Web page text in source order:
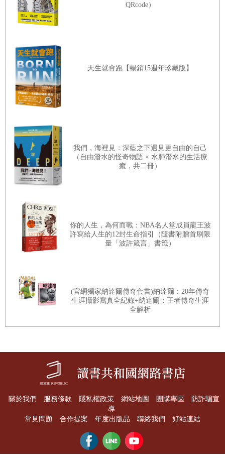
球的喜愛外，也很積極的參與在其中，我的父親更是一直到我十二歲
前都是我們社區少棒的教練。而我的母親除了負責接送我之外，我的
都被我放在衣櫃裡顯而易見的位置，當我看到它們時，就會感到很驕
傲。對於棒球的熱愛，讓我少棒時期未曾錯過任何一場比賽，甚至每
當我鬧脾氣時，我的父母只要說不帶我去打棒球了，我就會立刻聽
話。
對於棒球的這股熱愛，在我逐漸長大之際，也漸漸擴散到了其他運動
上。我哥哥在高中開始打美式足球，他的高中校隊很強，讓我很嚮
往。就在哥哥的耳濡目染之下，從八年級開始，我也跟隨他的腳步開
始打美式足球，擔任四分衛的位置。一直到高中畢業，我都是棒球，
籃球，美式足球三棲運動員。
在我高中加入運動校隊之後，在那裡所學到的一切影響了我往後身為
運動員的生涯，我現在很多的人格特質都是在那個時期所建立的，像
造成男人，教會我們如何為自己負責，如何全力以赴，如何團隊合作
等，這些超越勝負的知識讓我成為了不一樣的自己，而這其中給我最
多啟發的教練莫過於我的棒球教練布萊恩(Brian Fleury)以及布魯斯
布萊恩教練是一個了不起的人，他在多年前因病離世。但他對我的人
生以及他所執教的高中都留下了至今不可抹滅的影響。他總是告訴我
們：「每個選手都有一個計時器，你不知道你的時間什麼時候會結
束，但是它有一天一定會用完，所以你必須感激並利用你所擁有的每
排第三」。意思是上帝排第一，家庭排第二。這句話至今仍然深深地
QRcode）
天生就會跑【暢銷15週年珍藏版】
我們，海裡見：深藍之下遇見更自由的自己
（自由潛水的怪奇物語 × 水肺潛水的生活療
癒，共二冊）
你的人生，為何而戰：NBA名人堂成員龍王波
許寫給人生的12封生命指引（隨書附贈首刷限
量「波許箴言」書籤）
(官網獨家納達爾傳奇套書)納達爾：20年傳奇
生涯攝影寫真全紀錄+納達爾：王者傳奇生涯
全解析
關於我們 服務條款 隱私權政策 網站地圖 團購專區
防詐騙宣
導
常見問題
合作提案 年度出版品 聯絡我們 好站連結